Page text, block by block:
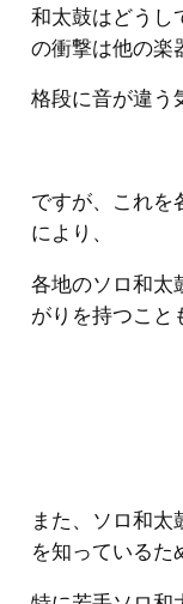
和太鼓はどうし
の衝撃は他の楽
格段に音が違う
ですが、これを
により、
各地のソロ和太
がりを持つこと
また、ソロ和太
を知っているた